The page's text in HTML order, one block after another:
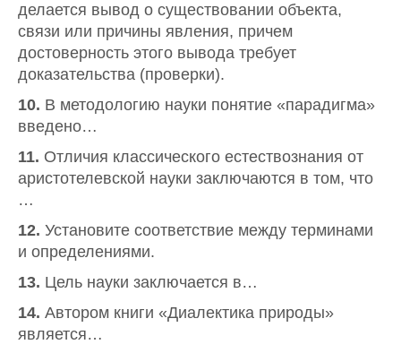
делается вывод о существовании объекта,
связи или причины явления, причем
достоверность этого вывода требует
доказательства (проверки).
10. В методологию науки понятие «парадигма»
введено…
11. Отличия классического естествознания от
аристотелевской науки заключаются в том, что
…
12. Установите соответствие между терминами
и определениями.
13. Цель науки заключается в…
14. Автором книги «Диалектика природы»
является…